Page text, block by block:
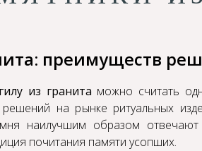
преимуществ
из гранита можно считать
на рынке ритуальных
наилучшим образом
почитания памяти усопших.